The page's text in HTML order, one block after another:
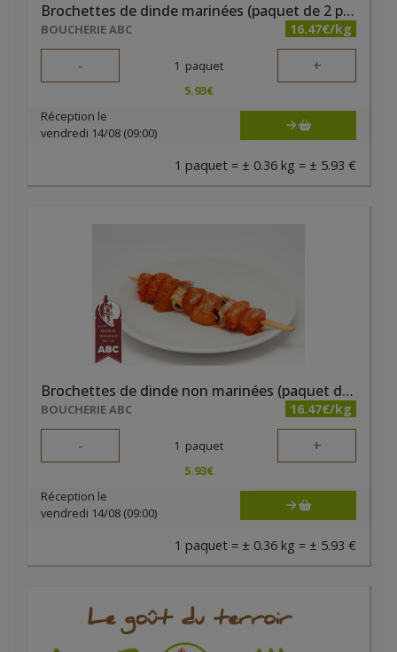
Brochettes de dinde marinées (paquet de 2 pièces)
BOUCHERIE ABC 16.47€/kg
- 1 paquet +
5.93€
Réception le
vendredi 14/08 (09:00)
1 paquet = ± 0.36 kg = ± 5.93 €
Brochettes de dinde non marinées (paquet de 2 pièces)
BOUCHERIE ABC 16.47€/kg
- 1 paquet +
5.93€
Réception le
vendredi 14/08 (09:00)
1 paquet = ± 0.36 kg = ± 5.93 €